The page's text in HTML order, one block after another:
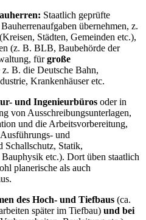
Staatlich geprüfte
übernehmen, z.
(Kreisen, Städten, Gemeinden etc.),
(z. B. BLB, Baubehörde der
fürgroße
z. B. die Deutsche Bahn,
Krankenhäuser etc.
und Ingenieurbüros oder in
von Ausschreibungsunterlagen,
und die Arbeitsvorbereitung,
und
Schallschutz, Statik,
etc.). Dort üben staatlich
planerische als auch
des Hoch- und Tiefbaus (ca.
später im Tiefbau) und bei